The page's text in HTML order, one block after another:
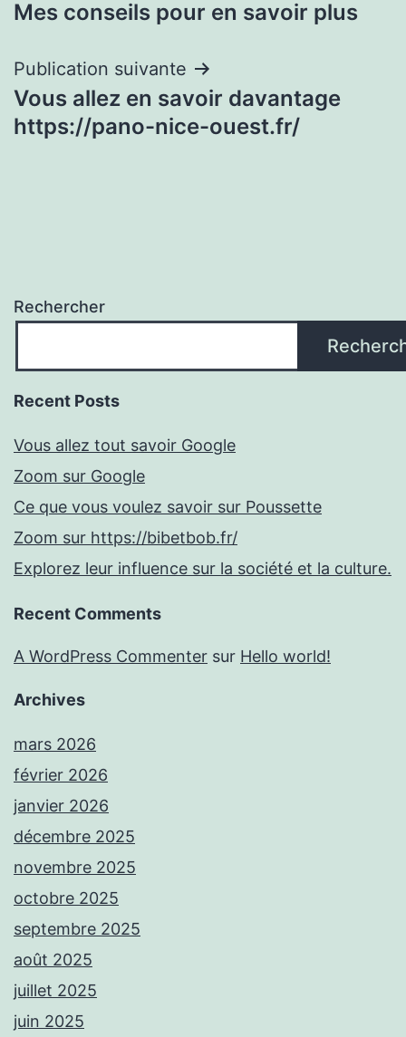
de
l’article
Mes conseils pour en savoir plus
Publication suivante
Vous allez en savoir davantage
https://pano-nice-ouest.fr/
Rechercher
Recent Posts
Vous allez tout savoir Google
Zoom sur Google
Ce que vous voulez savoir sur Poussette
Zoom sur https://bibetbob.fr/
Explorez leur influence sur la société et la culture.
Recent Comments
A WordPress Commenter sur Hello world!
Archives
mars 2026
février 2026
janvier 2026
décembre 2025
novembre 2025
octobre 2025
septembre 2025
août 2025
juillet 2025
juin 2025